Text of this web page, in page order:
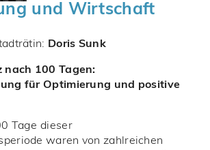
und Wirtschaft
Doris Sunk
nach 100 Tagen:
für Optimierung und positive
Tage dieser
waren von zahlreichen